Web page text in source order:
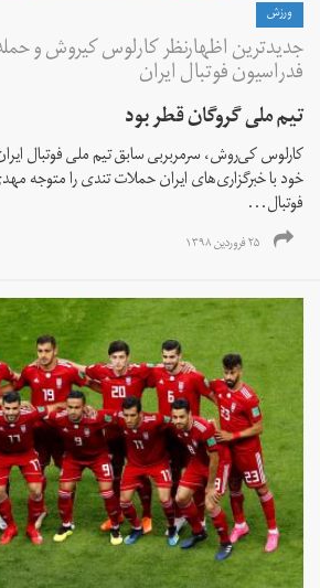
ورزش
جدیدترین اظهارنظر کارلوس کیروش و
فدراسیون فوتبال ایران
تیم ملی گروگان قطر بود
کارلوس کی‌روش، سرمربربی سابق تیم ملی فوتبال
خود با خبرگزاری‌های ایران حملات تندی را متوجه
فوتبال...
۲۵ فروردین ۱۳۹۸